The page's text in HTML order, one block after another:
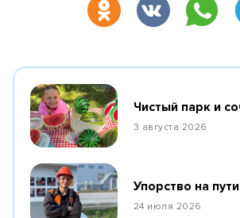
Чистый парк и
3 августа 2026
Упорство на
24 июля 2026